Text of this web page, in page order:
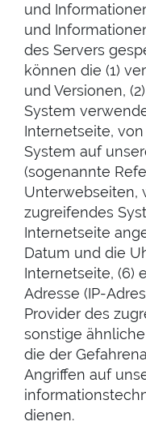
und
und
des Servers
können die (1)
und Versionen,
System
Internetseite,
System auf
(sogenannte
Unterwebseiten,
zugreifendes
Internetseite
Datum und die
Internetseite, (6)
Adresse (IP-
Provider des
sonstige
die der
Angriffen auf
dienen.